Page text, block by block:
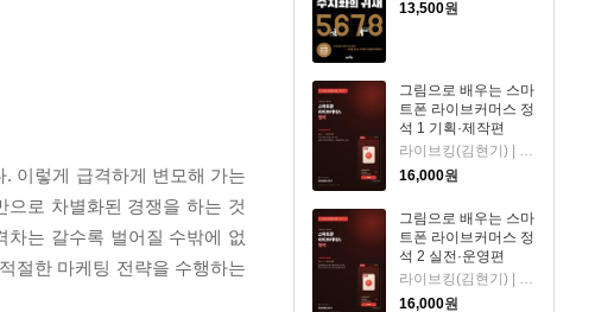
13,500원
그림으로 배우는 스마
트폰 라이브커머스 정
석 1 기획·제작편
라이브킹(김현기) | 홈쇼핑·라이브커머스 30년 방송 제작자이자 교육자. 스마트폰 콘텐츠 교육 전문. 저
16,000원
그림으로 배우는 스마
트폰 라이브커머스 정
석 2 실전·운영편
라이브킹(김현기) | 홈쇼핑·라이브커머스 30년 방송 제작자이자 교육자. 스마트폰 콘텐츠 교육 전문. 저
16,000원
이렇게 급격하게 변모해 가는
로 차별화된 경쟁을 하는 것
차는 갈수록 벌어질 수밖에 없
절한 마케팅 전략을 수행하는